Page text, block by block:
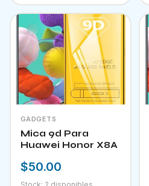
GADGETS
Mica 9d Para
Huawei Honor X8A
$50.00
Stock: 2 disponibles